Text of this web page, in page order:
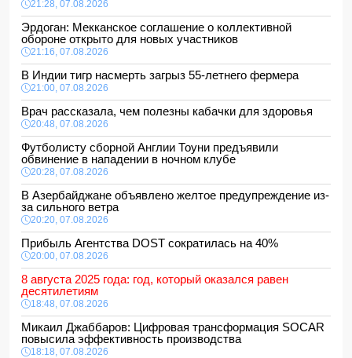
21:28, 07.08.2026
Эрдоган: Мекканское соглашение о коллективной
обороне открыто для новых участников
21:16, 07.08.2026
В Индии тигр насмерть загрыз 55-летнего фермера
21:00, 07.08.2026
Врач рассказала, чем полезны кабачки для здоровья
20:48, 07.08.2026
Футболисту сборной Англии Тоуни предъявили
обвинение в нападении в ночном клубе
20:28, 07.08.2026
В Азербайджане объявлено желтое предупреждение из-
за сильного ветра
20:20, 07.08.2026
Прибыль Агентства DOST сократилась на 40%
20:00, 07.08.2026
8 августа 2025 года: год, который оказался равен
десятилетиям
18:48, 07.08.2026
Микаил Джаббаров: Цифровая трансформация SOCAR
повысила эффективность производства
18:18, 07.08.2026